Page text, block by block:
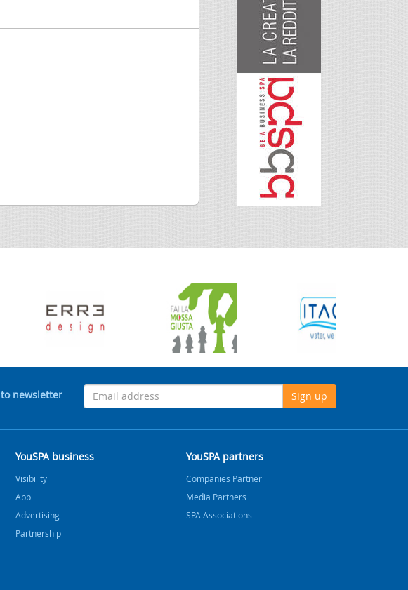
newsletter Sign up
YouSPA business
Visibility
App
Advertising
Partnership
YouSPA partners
Companies Partner
Media Partners
SPA Associations